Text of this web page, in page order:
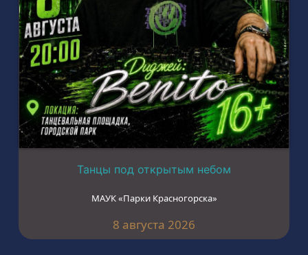
Танцы под открытым небом
МАУК «Парки Красногорска»
8 августа 2026